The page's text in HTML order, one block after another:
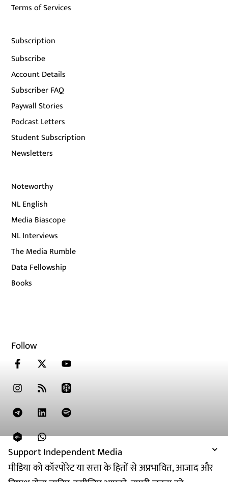
Support Independent Media
मीडिया को कॉरपोरेट या सत्ता के हितों से अप्रभावित, आजाद और
Terms of Services
Subscription
Subscribe
Account Details
Subscriber FAQ
Paywall Stories
Podcast Letters
Student Subscription
Newsletters
Noteworthy
NL English
Media Biascope
NL Interviews
The Media Rumble
Data Fellowship
Books
Follow